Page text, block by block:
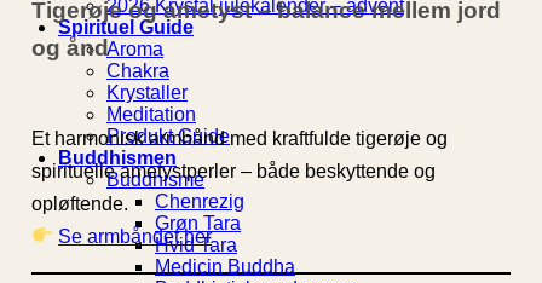
2026 Krystal julekalender – advent
Spirituel Guide
Aroma
Chakra
Krystaller
Meditation
Produkt Guide
Buddhismen
Buddhisme
Chenrezig
Grøn Tara
Hvid Tara
Medicin Buddha
Tigerøje og ametyst – balance mellem jord
og ånd
Et harmonisk armbånd med kraftfulde tigerøje og
spirituelle ametystperler – både beskyttende og
opløftende.
Se armbåndet her